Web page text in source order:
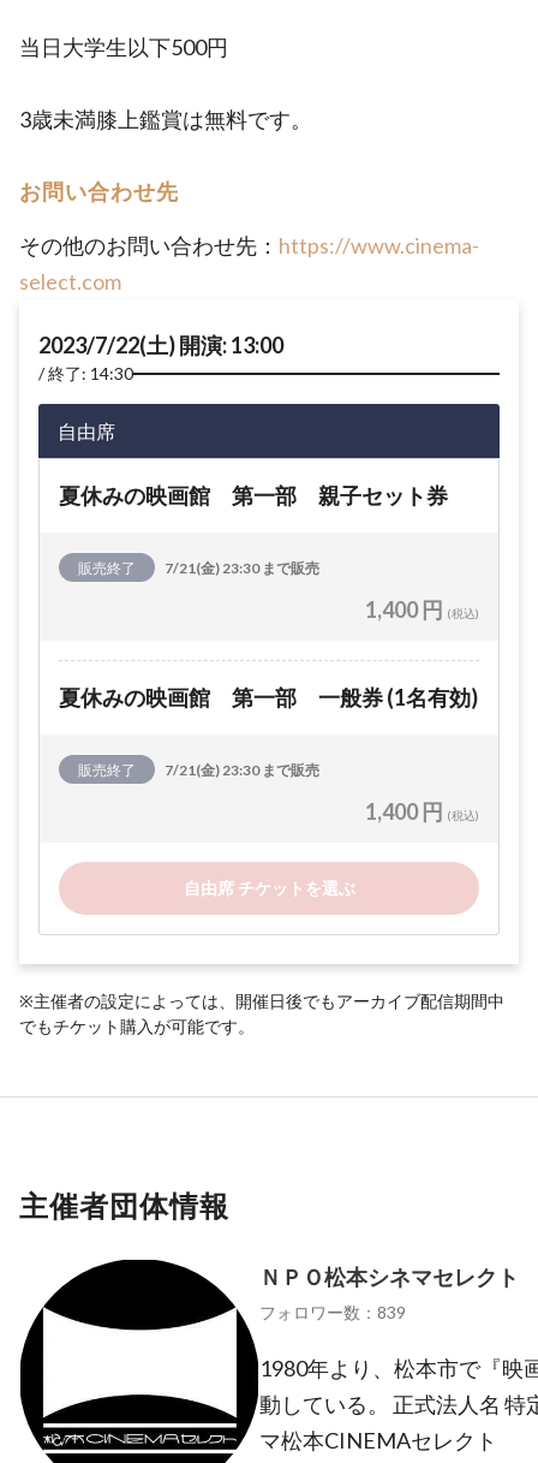
当日大学生以下500円
3歳未満膝上鑑賞は無料です。
お問い合わせ先
その他のお問い合わせ先： https://www.cinema-
select.com
2023/7/22(土) 開演: 13:00
終了: 14:30
自由席
夏休みの映画館 第一部 親子セット券
販売終了 7/21(金) 23:30 まで販売
1,400 円 (税込)
夏休みの映画館 第一部 一般券 (1名有効)
販売終了 7/21(金) 23:30 まで販売
1,400 円 (税込)
自由席 チケットを選ぶ
※主催者の設定によっては、開催日後でもアーカイブ配信期間中
でもチケット購入が可能です。
主催者団体情報
ＮＰＯ松本シネマセレクト
フォロワー数：839
1980年より、松本市で『映
動している。 正式法人名
マ松本CINEMAセレクト